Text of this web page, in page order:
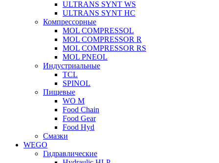
ULTRANS SYNT WS
ULTRANS SYNT HC
Компрессорные
MOL COMPRESSOL
MOL COMPRESSOR R
MOL COMPRESSOR RS
MOL PNEOL
Индустриальные
TCL
SPINOL
Пищевые
WO M
Food Chain
Food Gear
Food Hyd
Смазки
WEGO
Гидравлические